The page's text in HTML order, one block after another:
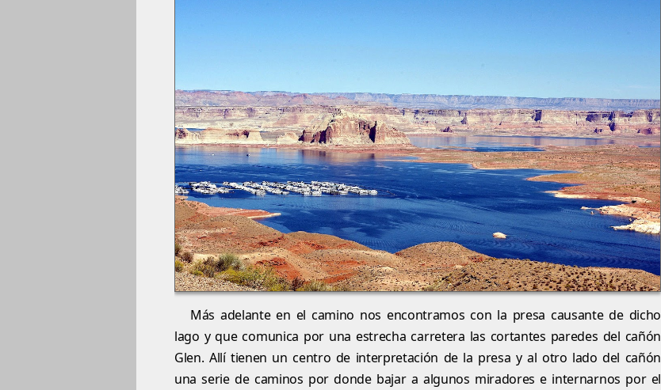
Más adelante en el camino nos encontramos con la presa causante de dicho
lago y que comunica por una estrecha carretera las cortantes paredes del cañón
Glen. Allí tienen un centro de interpretación de la presa y al otro lado del cañón
una serie de caminos por donde bajar a algunos miradores e internarnos por el